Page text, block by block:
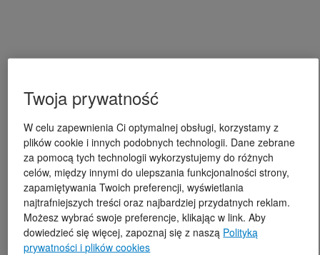
Twoja prywatność
W celu zapewnienia Ci optymalnej obsługi, korzystamy z
plików cookie i innych podobnych technologii. Dane zebrane
za pomocą tych technologii wykorzystujemy do różnych
celów, między innymi do ulepszania funkcjonalności strony,
zapamiętywania Twoich preferencji, wyświetlania
najtrafniejszych treści oraz najbardziej przydatnych reklam.
Możesz wybrać swoje preferencje, klikając w link. Aby
dowiedzieć się więcej, zapoznaj się z naszą Polityką
prywatności i plików cookies